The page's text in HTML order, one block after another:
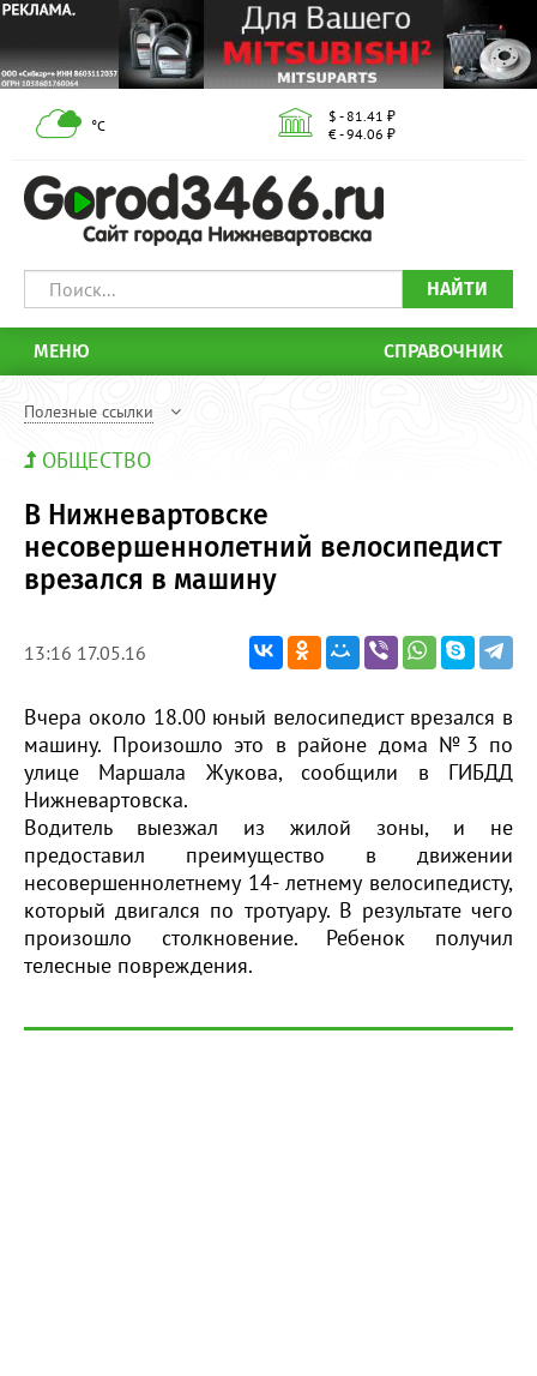
°С
$ - 81.41 ₽
€ - 94.06 ₽
НАЙТИ
МЕНЮ СПРАВОЧНИК
Полезные ссылки
ОБЩЕСТВО
В Нижневартовске
несовершеннолетний велосипедист
врезался в машину
13:16 17.05.16
Вчера около 18.00 юный велосипедист врезался в
машину. Произошло это в районе дома №3 по
улице Маршала Жукова, сообщили в ГИБДД
Нижневартовска.
Водитель выезжал из жилой зоны, и не
предоставил преимущество в движении
несовершеннолетнему 14- летнему велосипедисту,
который двигался по тротуару. В результате чего
произошло столкновение. Ребенок получил
телесные повреждения.